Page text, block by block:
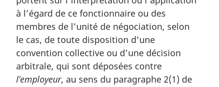
à l’égard de ce fonctionnaire ou des
membres de l’unité de négociation, selon
le cas, de toute disposition d’une
convention collective ou d’une décision
arbitrale, qui sont déposées contre
l’employeur, au sens du paragraphe 2(1) de